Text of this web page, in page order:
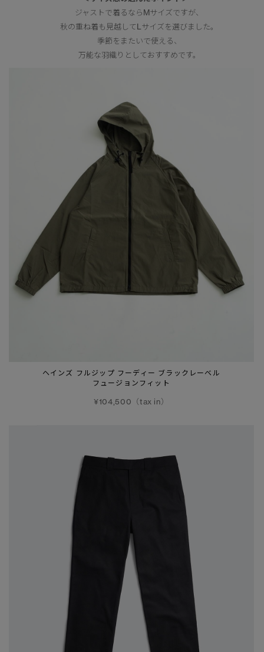
ジャストで着るならMサイズですが、
秋の重ね着も見越してLサイズを選びました。
季節をまたいで使える、
万能な羽織りとしておすすめです。
ヘインズ フルジップ フーディー ブラックレーベル
フュージョンフィット
¥104,500（tax in）